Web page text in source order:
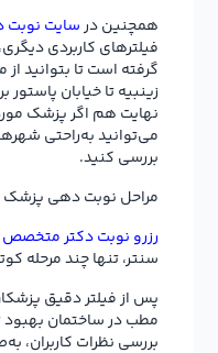
همچنین درسایت نوبت
فیلترهای کاربردی
گرفته است تا بتوانید
زینبیه تا خیابان
نهایت هم اگر پزشک
می‌توانید به‌راحتی
بررسی کنید.
مراحل نوبت دهی
رزرو نوبت دکتر
سنتر، تنها چند مرحله
پس از فیلتر دقیق
مطب در ساختمان
بررسی نظرات کاربران،